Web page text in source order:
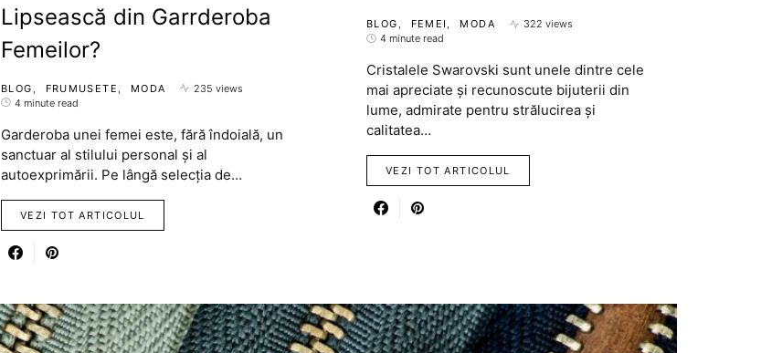
Lipsească din Garrderoba
Femeilor?
BLOG FRUMUSETE MODA
235 views
4 minute read
Garderoba unei femei este, fără îndoială, un
sanctuar al stilului personal și al
autoexprimării. Pe lângă selecția de…
VEZI TOT ARTICOLUL
BLOG FEMEI MODA
322 views
4 minute read
Cristalele Swarovski sunt unele dintre cele
mai apreciate şi recunoscute bijuterii din
lume, admirate pentru strălucirea şi
calitatea…
VEZI TOT ARTICOLUL